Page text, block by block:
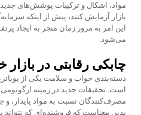
مواد، اشکال و ترکیبات پوشش‌های جدید
بازار آزمایش کنند، پیش از اینکه
این امر به مرور زمان منجر به ایجاد
می‌شود.
چابکی رقابتی در
دسته‌بندی خواب و سلامت یکی از
است. تحقیقات جدید در زمینه
مصرف‌کنندگان نسبت به مواد پایدار، و
بدین معناست که فروشنده‌ای که نتواند